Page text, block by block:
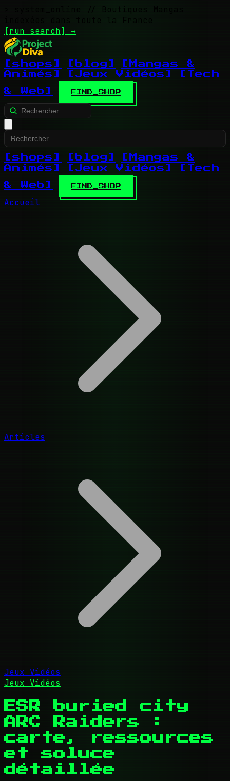
// Boutiques Mangas
indexées dans toute la France
[run search] →
[shops] [blog]
[Mangas &
Animés]
[Jeux Vidéos]
[Tech
& Web]
FIND_SHOP
[shops] [blog]
[Mangas &
Animés]
[Jeux Vidéos]
[Tech
& Web]
FIND_SHOP
Accueil
Articles
Jeux Vidéos
Jeux Vidéos
ESR buried city
ARC Raiders :
carte, ressources
et soluce
détaillée